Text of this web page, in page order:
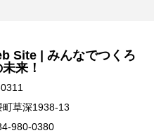
Site | みんなでつくろ
来！
町草深1938-13
980-0380